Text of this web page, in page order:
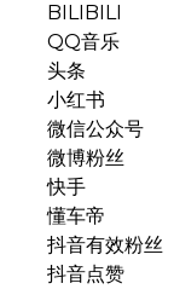
BILIBILI
QQ音乐
头条
小红书
微信公众号
微博粉丝
快手
懂车帝
抖音有效粉丝
抖音点赞